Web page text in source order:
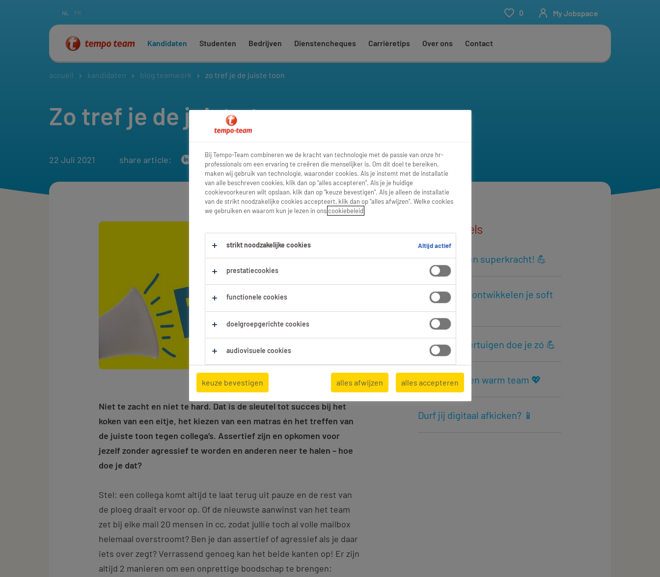
Kandidaten Studenten Bedrijven Dienstencheques Carrièretips Over ons Contact
NL FR 0 My Jobspace
accueil kandidaten blog teamwork zo tref je de juiste toon
Zo tref je de juiste toon
22 Juli 2021 share article:
Niet te zacht en niet te hard. Dat is de sleutel tot succes bij het
koken van een eitje, het kiezen van een matras én het treffen van
de juiste toon tegen collega’s. Assertief zijn en opkomen voor
jezelf zonder agressief te worden en anderen neer te halen – hoe
doe je dat?
Stel: een collega komt altijd te laat terug uit pauze en de rest van
de ploeg draait ervoor op. Of de nieuwste aanwinst van het team
zet bij elke mail 20 mensen in cc, zodat jullie toch al volle mailbox
helemaal overstroomt? Ben je dan assertief of agressief als je daar
iets over zegt? Verrassend genoeg kan het beide kanten op! Er zijn
altijd 2 manieren om een onprettige boodschap te brengen:
Meer artikels
Introvert? Een superkracht! 💪
Deze games ontwikkelen je soft
skills! 🎮
Collega’s overtuigen doe je zó 💪
7 tips voor een warm team 💖
Durf jij digitaal afkicken? 📱
Bij Tempo-Team combineren we de kracht van technologie met de passie van onze hr-
professionals om een ervaring te creëren die menselijker is. Om dit doel te bereiken,
maken wij gebruik van technologie, waaronder cookies. Als je instemt met de installatie
van alle beschreven cookies, klik dan op "alles accepteren". Als je je huidige
cookievoorkeuren wilt opslaan, klik dan op "keuze bevestigen". Als je alleen de installatie
van de strikt noodzakelijke cookies accepteert, klik dan op "alles afwijzen". Welke cookies
we gebruiken en waarom kun je lezen in onscookiebeleid.
strikt noodzakelijke cookies Altijd actief
prestatiecookies
functionele cookies
doelgroepgerichte cookies
audiovisuele cookies
keuze bevestigen alles afwijzen alles accepteren